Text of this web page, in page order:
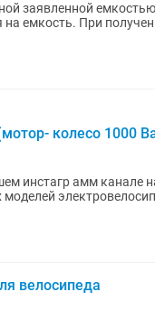
заявленной
емкость. При
колесо 1000
канале название @. kz
моделей
велосипеда